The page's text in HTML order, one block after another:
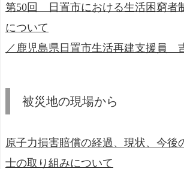
第50回 日置市における生活困窮者
について
／鹿児島県日置市生活再建支援員
被災地の現場から
原子力損害賠償の経過、現状、今後
士の取り組みについて